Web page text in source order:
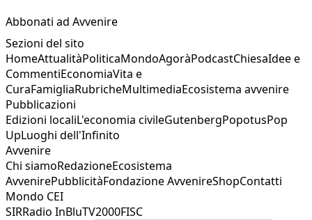
Abbonati ad Avvenire
Sezioni del sito
HomeAttualitàPoliticaMondoAgoràPodcastChiesaIdee e
CommentiEconomiaVita e
CuraFamigliaRubricheMultimediaEcosistema avvenire
Pubblicazioni
Edizioni localiL'economia civileGutenbergPopotusPop
UpLuoghi dell'Infinito
Avvenire
Chi siamoRedazioneEcosistema
AvvenirePubblicitàFondazione AvvenireShopContatti
Mondo CEI
SIRRadio InBluTV2000FISC